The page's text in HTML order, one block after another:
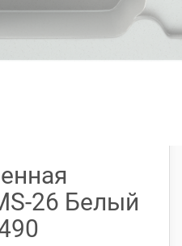
26 Белый